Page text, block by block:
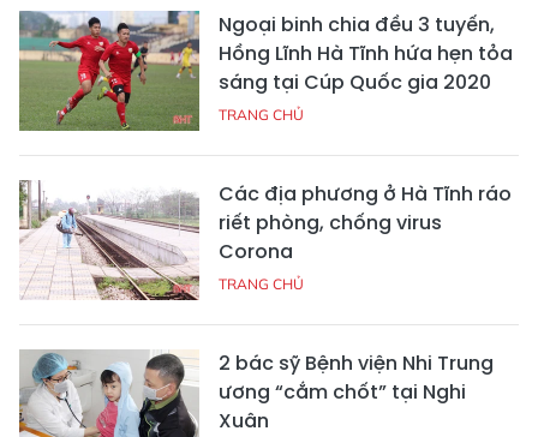
Ngoại binh chia đều 3 tuyến,
Hồng Lĩnh Hà Tĩnh hứa hẹn tỏa
sáng tại Cúp Quốc gia 2020
TRANG CHỦ
Các địa phương ở Hà Tĩnh ráo
riết phòng, chống virus
Corona
TRANG CHỦ
2 bác sỹ Bệnh viện Nhi Trung
ương “cắm chốt” tại Nghi
Xuân